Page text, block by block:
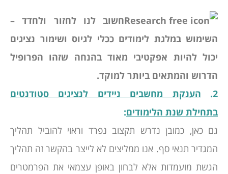
חשוב לנו לחזור ולחדד –
השימוש במלגת לימודים ככלי לגיוס ושימור נציגים
יכול להיות אפקטיבי מאוד בהנחה שזהו הפרופיל
הדרוש והמתאים ביותר למוקד.
2.
הענקת מחשבים ניידים לנציגים סטודנטים
בתחילת שנת הלימודים:
גם כאן, כמובן נדרש תקצוב נפרד וראוי להוביל תהליך
המגדיר תנאי סף. אנו ממליצים לא לייצר בהקשר זה תהליך
הגשת מועמדות אלא לבחון באופן עצמאי את הפרמטרים